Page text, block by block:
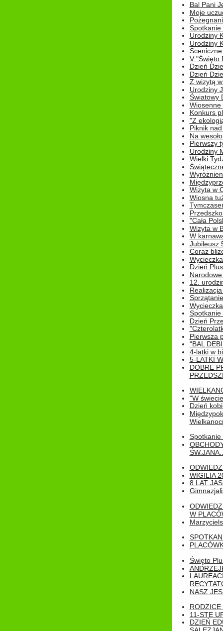
Bal Pani
Moje
Spotkanie
Urodziny
Urodziny
V "Święto
Dzień
Dzień
Z wizytą
Urodziny
Światowy
Wiosenne
Konkurs
"Z
Piknik
Na
Pierwszy
Urodziny
Wielki
Wizyta w
Wiosna
"Cała
Wizyta w
W
Jubileusz
Coraz
Dzień
12.
Spotkanie
Dzień
Pierwsza
"BAL
4-latki w
5-LATKI
DOBRE
"W
Dzień
Spotkanie
WIGILIA
8 LAT
W
Święto
NASZ
RODZICE
11-STE
DZIEŃ